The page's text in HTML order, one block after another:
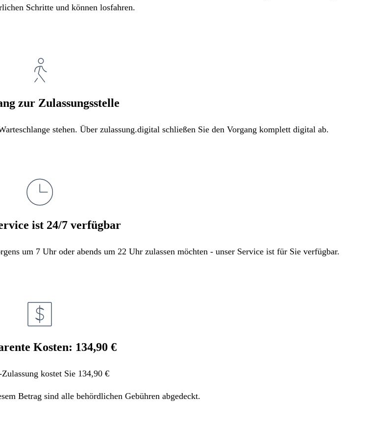
Schritte und können losfahren.
zur Zulassungsstelle
stehen. Über zulassung.digital schließen Sie den Vorgang komplett digital ab.
ist 24/7 verfügbar
um 7 Uhr oder abends um 22 Uhr zulassen möchten - unser Service ist für Sie verfügbar.
Kosten: 134,90 €
kostet Sie 134,90 €
Betrag sind alle behördlichen Gebühren abgedeckt.